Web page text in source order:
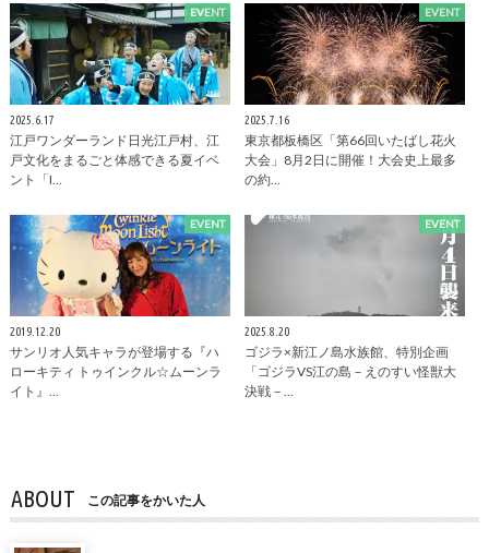
EVENT
2025.6.17
江戸ワンダーランド日光江戸村、江
戸文化をまるごと体感できる夏イベ
ント「I…
EVENT
2025.7.16
東京都板橋区「第66回いたばし花火
大会」8月2日に開催！大会史上最多
の約…
EVENT
2019.12.20
サンリオ人気キャラが登場する『ハ
ローキティ トゥインクル☆ムーンラ
イト』…
EVENT
2025.8.20
ゴジラ×新江ノ島水族館、特別企画
「ゴジラVS江の島－えのすい怪獣大
決戦－…
ABOUT この記事をかいた人